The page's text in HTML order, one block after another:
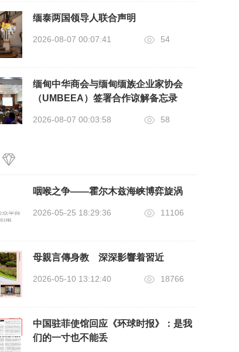
缅泰两国领导人联合声明
2026-08-07 00:07:41 54
缅甸中华商会与缅甸缅族企业家协会
（UMBEEA）签署合作谅解备忘录
2026-08-07 00:03:58 58
咽喉之争——霍尔木兹海峡博弈旋涡
2026-05-25 18:29:36 11106
母親言傳身教 深深影響着習近
2026-05-10 13:12:40 18766
中国驻菲使馆回应《环球时报》：是我
们的一寸也不能丢